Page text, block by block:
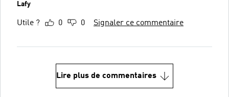
Lafy
Utile ? 0 0 Signaler ce commentaire
Lire plus de commentaires